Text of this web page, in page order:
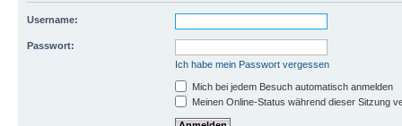
Username:
Passwort:
Ich habe mein Passwort vergessen
Mich bei jedem Besuch automatisch anmelden
Meinen Online-Status während dieser Sitzung